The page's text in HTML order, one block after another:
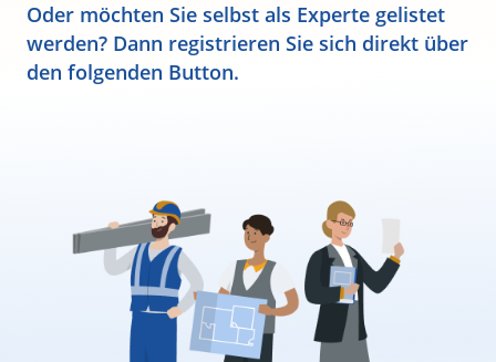
Oder möchten Sie selbst als Experte gelistet
werden? Dann registrieren Sie sich direkt über
den folgenden Button.